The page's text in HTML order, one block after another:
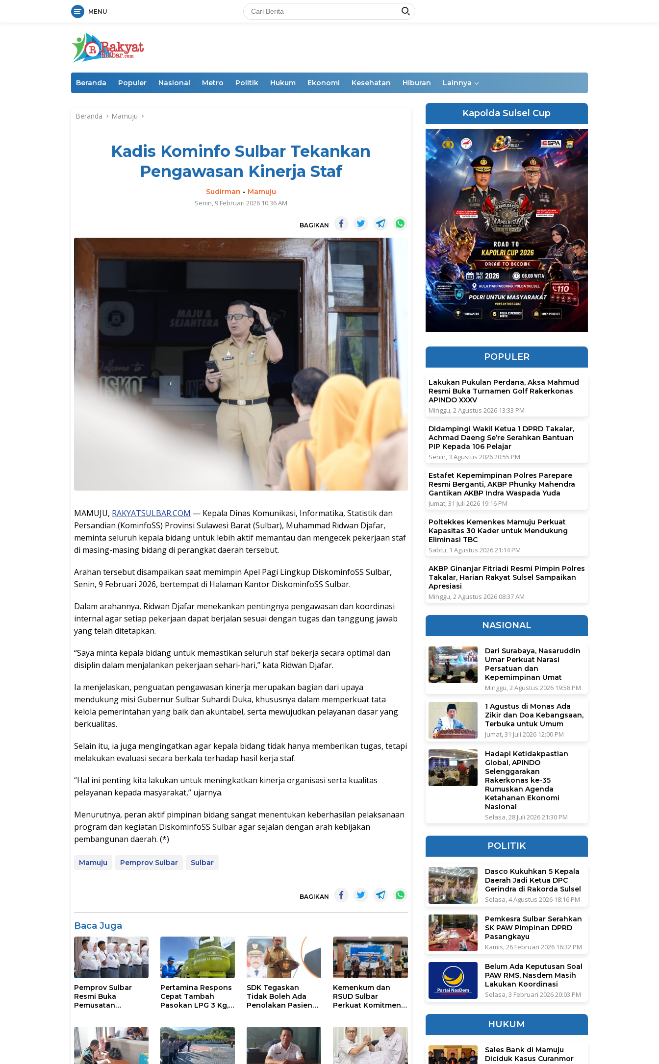
MENU
Beranda Populer Nasional Metro Politik Hukum Ekonomi Kesehatan Hiburan Lainnya
Beranda Mamuju
Kadis Kominfo Sulbar Tekankan
Pengawasan Kinerja Staf
Sudirman - Mamuju
Senin, 9 Februari 2026 10:36 AM
BAGIKAN
MAMUJU, RAKYATSULBAR.COM — Kepala Dinas Komunikasi, Informatika, Statistik dan
Persandian (KominfoSS) Provinsi Sulawesi Barat (Sulbar), Muhammad Ridwan Djafar,
meminta seluruh kepala bidang untuk lebih aktif memantau dan mengecek pekerjaan staf
di masing-masing bidang di perangkat daerah tersebut.
Arahan tersebut disampaikan saat memimpin Apel Pagi Lingkup DiskominfoSS Sulbar,
Senin, 9 Februari 2026, bertempat di Halaman Kantor DiskominfoSS Sulbar.
Dalam arahannya, Ridwan Djafar menekankan pentingnya pengawasan dan koordinasi
internal agar setiap pekerjaan dapat berjalan sesuai dengan tugas dan tanggung jawab
yang telah ditetapkan.
“Saya minta kepala bidang untuk memastikan seluruh staf bekerja secara optimal dan
disiplin dalam menjalankan pekerjaan sehari-hari,” kata Ridwan Djafar.
Ia menjelaskan, penguatan pengawasan kinerja merupakan bagian dari upaya
mendukung misi Gubernur Sulbar Suhardi Duka, khususnya dalam memperkuat tata
kelola pemerintahan yang baik dan akuntabel, serta mewujudkan pelayanan dasar yang
berkualitas.
Selain itu, ia juga mengingatkan agar kepala bidang tidak hanya memberikan tugas, tetapi
melakukan evaluasi secara berkala terhadap hasil kerja staf.
“Hal ini penting kita lakukan untuk meningkatkan kinerja organisasi serta kualitas
pelayanan kepada masyarakat,” ujarnya.
Menurutnya, peran aktif pimpinan bidang sangat menentukan keberhasilan pelaksanaan
program dan kegiatan DiskominfoSS Sulbar agar sejalan dengan arah kebijakan
pembangunan daerah. (*)
Mamuju Pemprov Sulbar Sulbar
BAGIKAN
Baca Juga
Pemprov Sulbar
Resmi Buka
Pemusatan
Pertamina Respons
Cepat Tambah
Pasokan LPG 3 Kg,
Berlangsung
Kondusif
SDK Tegaskan
Tidak Boleh Ada
Penolakan Pasien
Kesehatan
Kemenkum dan
RSUD Sulbar
Perkuat Komitmen
Intelektual
Kapolda Sulsel Cup
POPULER
Lakukan Pukulan Perdana, Aksa Mahmud
Resmi Buka Turnamen Golf Rakerkonas
APINDO XXXV
Minggu, 2 Agustus 2026 13:33 PM
Didampingi Wakil Ketua 1 DPRD Takalar,
Achmad Daeng Se’re Serahkan Bantuan
PIP Kepada 106 Pelajar
Senin, 3 Agustus 2026 20:55 PM
Estafet Kepemimpinan Polres Parepare
Resmi Berganti, AKBP Phunky Mahendra
Gantikan AKBP Indra Waspada Yuda
Jumat, 31 Juli 2026 19:16 PM
Poltekkes Kemenkes Mamuju Perkuat
Kapasitas 30 Kader untuk Mendukung
Eliminasi TBC
Sabtu, 1 Agustus 2026 21:14 PM
AKBP Ginanjar Fitriadi Resmi Pimpin Polres
Takalar, Harian Rakyat Sulsel Sampaikan
Apresiasi
Minggu, 2 Agustus 2026 08:37 AM
NASIONAL
Dari Surabaya, Nasaruddin
Umar Perkuat Narasi
Persatuan dan
Kepemimpinan Umat
Minggu, 2 Agustus 2026 19:58 PM
1 Agustus di Monas Ada
Zikir dan Doa Kebangsaan,
Terbuka untuk Umum
Jumat, 31 Juli 2026 12:00 PM
Hadapi Ketidakpastian
Global, APINDO
Selenggarakan
Rakerkonas ke-35
Rumuskan Agenda
Ketahanan Ekonomi
Nasional
Selasa, 28 Juli 2026 21:30 PM
POLITIK
Dasco Kukuhkan 5 Kepala
Daerah Jadi Ketua DPC
Gerindra di Rakorda Sulsel
Selasa, 4 Agustus 2026 18:16 PM
Pemkesra Sulbar Serahkan
SK PAW Pimpinan DPRD
Pasangkayu
Kamis, 26 Februari 2026 16:32 PM
Belum Ada Keputusan Soal
PAW RMS, Nasdem Masih
Lakukan Koordinasi
Selasa, 3 Februari 2026 20:03 PM
HUKUM
Sales Bank di Mamuju
Diciduk Kasus Curanmor